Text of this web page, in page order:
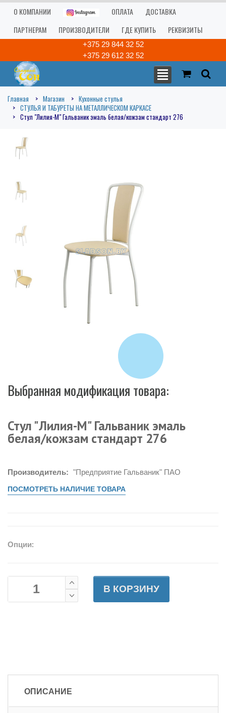
О КОМПАНИИ ОПЛАТА
ДОСТАВКА
ПАРТНЕРАМ
ПРОИЗВОДИТЕЛИ ГДЕ КУПИТЬ РЕКВИЗИТЫ
+375 29 844 32 52
+375 29 612 32 52
Главная Магазин
Кухонные стулья
СТУЛЬЯ И ТАБУРЕТЫ НА МЕТАЛЛИЧЕСКОМ КАРКАСЕ
Стул "Лилия-М" Гальваник эмаль белая/кожзам стандарт 276
Выбранная модификация товара:
Стул "Лилия-М" Гальваник эмаль
белая/кожзам стандарт 276
Производитель: "Предприятие Гальваник" ПАО
ПОСМОТРЕТЬ НАЛИЧИЕ ТОВАРА
Опции:
В КОРЗИНУ
ОПИСАНИЕ